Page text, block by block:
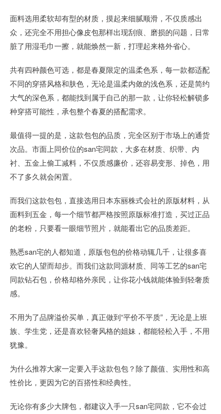
面料选用柔软却有型的材质，摸起来细腻顺滑，不仅质感出
众，还完全不用担心像皮包那样出现刮痕、磨损的问题，日常
脏了用湿毛巾一擦，就能焕然一新，打理起来格外省心。
共有四种颜色可选，都是春夏限定的温柔色系，每一款都适配
不同的穿搭风格和肤色，无论是温柔内敛的浅色系，还是简约
大气的深色系，都能找到属于自己的那一款，让你轻松解锁多
种穿搭可能性，承包整个春夏的搭配需求。
最值得一提的是，这款包包的品质，完全区别于市场上的通货
次品。市面上同价位的san宅同款，大多在材质、织带、内
衬、五金上偷工减料，不仅质感廉价，还容易变形、掉色，用
不了多久就会闲置。
而我们这款包包，直接选用日本东丽株式会社的原版材料，从
面料到五金，每一个细节都严格按照原版标准打造，买过正品
的老粉，只要看一眼细节照片，就能看出它的品质差距。
熟悉san宅的人都知道，原版包包的价格动辄几千，让很多喜
欢它的人望而却步。而我们这款同源材质、同等工艺的san宅
同款钻石包，价格却格外亲民，让你花小钱就能体验到轻奢质
感。
不用为了品牌溢价买单，真正做到“平价不平质”，无论是上班
族、学生党，还是喜欢轻奢风格的姐妹，都能轻松入手，不用
犹豫。
为什么推荐大家一定要入手这款包包？除了颜值、实用性和高
性价比，更因为它的百搭性和经典性。
无论你有多少大牌包，都建议入手一只san宅同款，它不会过